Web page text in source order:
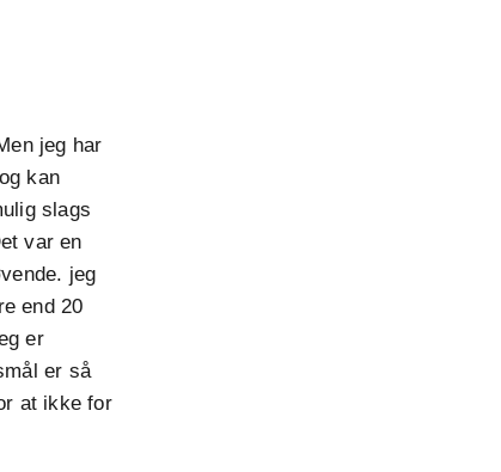
jeg har
kan
slags
var en
jeg
end 20
er
er så
at ikke for